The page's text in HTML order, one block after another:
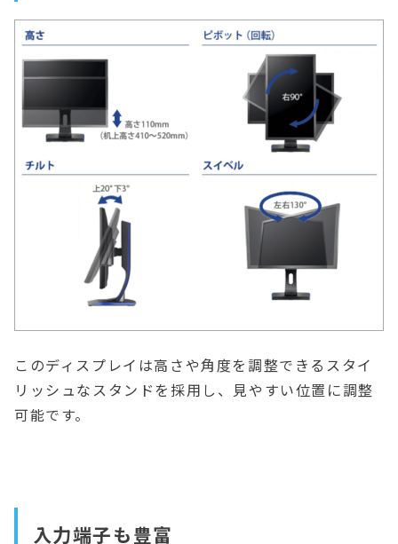
このディスプレイは高さや角度を調整できるスタイ
リッシュなスタンドを採用し、見やすい位置に調整
可能です。
入力端子も豊富